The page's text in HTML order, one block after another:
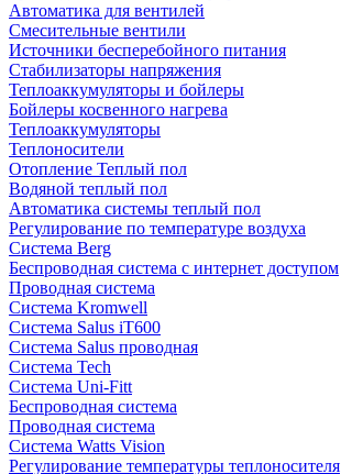
Автоматика для вентилей
Смесительные вентили
Источники бесперебойного питания
Стабилизаторы напряжения
Теплоаккумуляторы и бойлеры
Бойлеры косвенного нагрева
Теплоаккумуляторы
Теплоносители
Отопление Теплый пол
Водяной теплый пол
Автоматика системы теплый пол
Регулирование по температуре воздуха
Система Berg
Беспроводная система с интернет доступом
Проводная система
Система Kromwell
Система Salus iT600
Система Salus проводная
Система Tech
Система Uni-Fitt
Беспроводная система
Проводная система
Система Watts Vision
Регулирование температуры теплоносителя